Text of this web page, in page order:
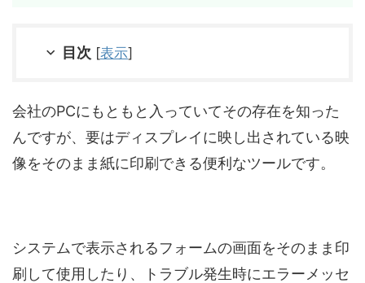
目次 [表示]
会社のPCにもともと入っていてその存在を知った
んですが、要はディスプレイに映し出されている映
像をそのまま紙に印刷できる便利なツールです。
システムで表示されるフォームの画面をそのまま印
刷して使用したり、トラブル発生時にエラーメッセ